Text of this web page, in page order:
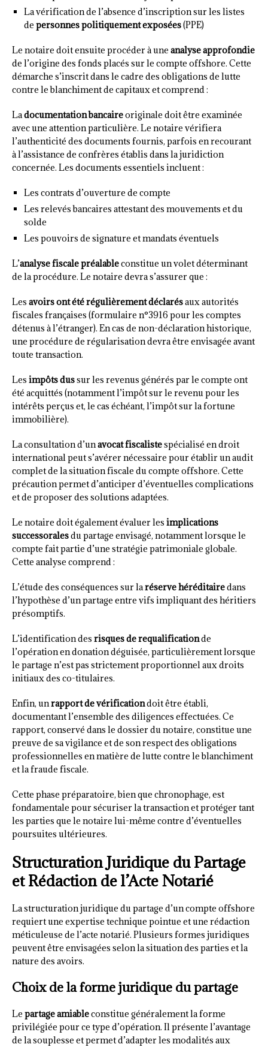
La vérification de l’absence d’inscription sur les listes
de personnes politiquement exposées(PPE)
Le notaire doit ensuite procéder à une analyse approfondie
de l’origine des fonds placés sur le compte offshore. Cette
démarche s’inscrit dans le cadre des obligations de lutte
contre le blanchiment de capitaux et comprend :
Ladocumentation bancaireoriginale doit être examinée
avec une attention particulière. Le notaire vérifiera
l’authenticité des documents fournis, parfois en recourant
à l’assistance de confrères établis dans la juridiction
concernée. Les documents essentiels incluent :
Les contrats d’ouverture de compte
Les relevés bancaires attestant des mouvements et du
solde
Les pouvoirs de signature et mandats éventuels
L’analyse fiscale préalableconstitue un volet déterminant
de la procédure. Le notaire devra s’assurer que :
Les avoirs ont été régulièrement déclarésaux autorités
fiscales françaises (formulaire n°3916 pour les comptes
détenus à l’étranger). En cas de non-déclaration historique,
une procédure de régularisation devra être envisagée avant
toute transaction.
Les impôts dussur les revenus générés par le compte ont
été acquittés (notamment l’impôt sur le revenu pour les
intérêts perçus et, le cas échéant, l’impôt sur la fortune
immobilière).
La consultation d’unavocat fiscalistespécialisé en droit
international peut s’avérer nécessaire pour établir un audit
complet de la situation fiscale du compte offshore. Cette
précaution permet d’anticiper d’éventuelles complications
et de proposer des solutions adaptées.
Le notaire doit également évaluer les implications
successoralesdu partage envisagé, notamment lorsque le
compte fait partie d’une stratégie patrimoniale globale.
Cette analyse comprend :
L’étude des conséquences sur laréserve héréditairedans
l’hypothèse d’un partage entre vifs impliquant des héritiers
présomptifs.
L’identification des risques de requalificationde
l’opération en donation déguisée, particulièrement lorsque
le partage n’est pas strictement proportionnel aux droits
initiaux des co-titulaires.
Enfin, unrapport de vérificationdoit être établi,
documentant l’ensemble des diligences effectuées. Ce
rapport, conservé dans le dossier du notaire, constitue une
preuve de sa vigilance et de son respect des obligations
professionnelles en matière de lutte contre le blanchiment
et la fraude fiscale.
Cette phase préparatoire, bien que chronophage, est
fondamentale pour sécuriser la transaction et protéger tant
les parties que le notaire lui-même contre d’éventuelles
poursuites ultérieures.
Structuration Juridique du Partage
et Rédaction de l’Acte Notarié
La structuration juridique du partage d’un compte offshore
requiert une expertise technique pointue et une rédaction
méticuleuse de l’acte notarié. Plusieurs formes juridiques
peuvent être envisagées selon la situation des parties et la
nature des avoirs.
Choix de la forme juridique du partage
Le partage amiableconstitue généralement la forme
privilégiée pour ce type d’opération. Il présente l’avantage
de la souplesse et permet d’adapter les modalités aux